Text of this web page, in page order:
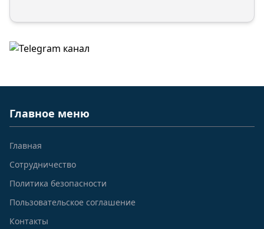
Главное меню
Главная
Сотрудничество
Политика безопасности
Пользовательское соглашение
Контакты